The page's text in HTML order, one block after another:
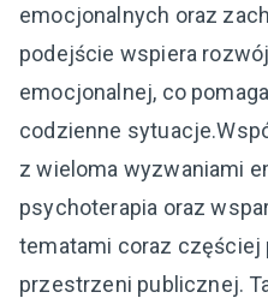
emocjonalnych oraz
podejście wspiera
emocjonalnej, co
codzienne
z wieloma wyzwaniami
psychoterapia oraz
tematami coraz częściej
przestrzeni publicznej.